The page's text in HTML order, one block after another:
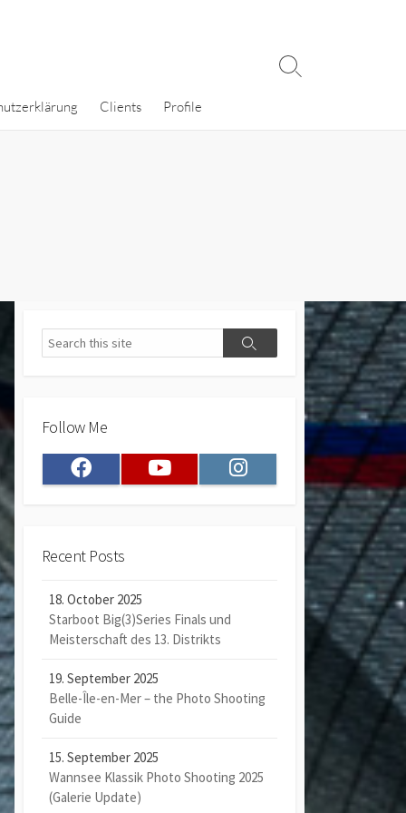
Clients Profile
Search
Search
Search
Follow Me
Facebook Youtube Instagram
Recent Posts
18. October 2025
Starboot Big(3)Series Finals und
Meisterschaft des 13. Distrikts
19. September 2025
Belle-Île-en-Mer – the Photo Shooting
Guide
15. September 2025
Wannsee Klassik Photo Shooting 2025
(Galerie Update)